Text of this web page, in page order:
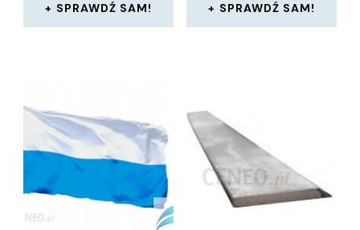
SPRAWDŹ SAM! SPRAWDŹ SAM!